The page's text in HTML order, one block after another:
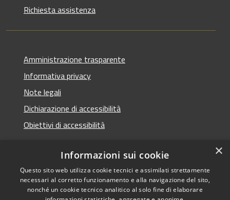
Richiesta assistenza
Amministrazione trasparente
Informativa privacy
Note legali
Dichiarazione di accessibilità
Obiettivi di accessibilità
RSS
Accessibilità
Copyright © 2026 • Comune di
Termini Imerese • Powered
×
Informazioni sui cookie
Questo sito web utilizza cookie tecnici e assimilati strettamente
necessari al corretto funzionamento e alla navigazione del sito,
nonché un cookie tecnico analitico al solo fine di elaborare